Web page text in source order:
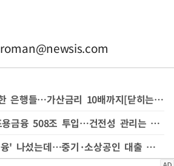
roman@newsis.com
취약계층에 더 가혹한 은행들…가산금리 10배까지[닫히는 대출문②]
5대 금융, 생산적·포용금융 508조 투입…건전성 관리는 숙제
은행 '생산적 포용금융' 나섰는데…중기·소상공인 대출 비중은↓